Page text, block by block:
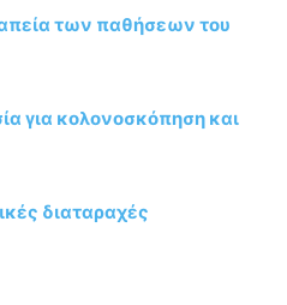
των παθήσεων του
για κολονοσκόπηση και
διαταραχές